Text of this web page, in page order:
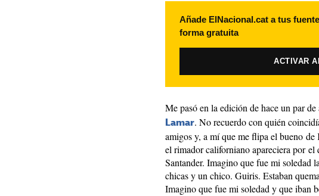
Añade ElNacional.cat a tus
forma gratuita
ACTIVAR
Me pasó en la edición de hace un par
Lamar. No recuerdo con quién
amigos y, a mí que me flipa el bueno
el rimador californiano apareciera por el
Santander. Imagino que fue mi soledad
chicas y un chico. Guiris. Estaban
Imagino que fue mi soledad y que iban